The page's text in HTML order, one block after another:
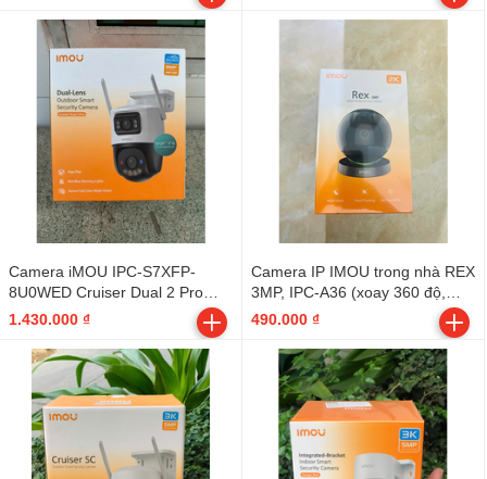
Camera iMOU IPC-S7XFP-
8U0WED Cruiser Dual 2 Pro
8MP - Outdoor
1.430.000 ₫
Camera IP IMOU trong nhà REX
3MP, IPC-A36 (xoay 360 độ,
đàm thoại, báo động) (Cái) -
490.000 ₫